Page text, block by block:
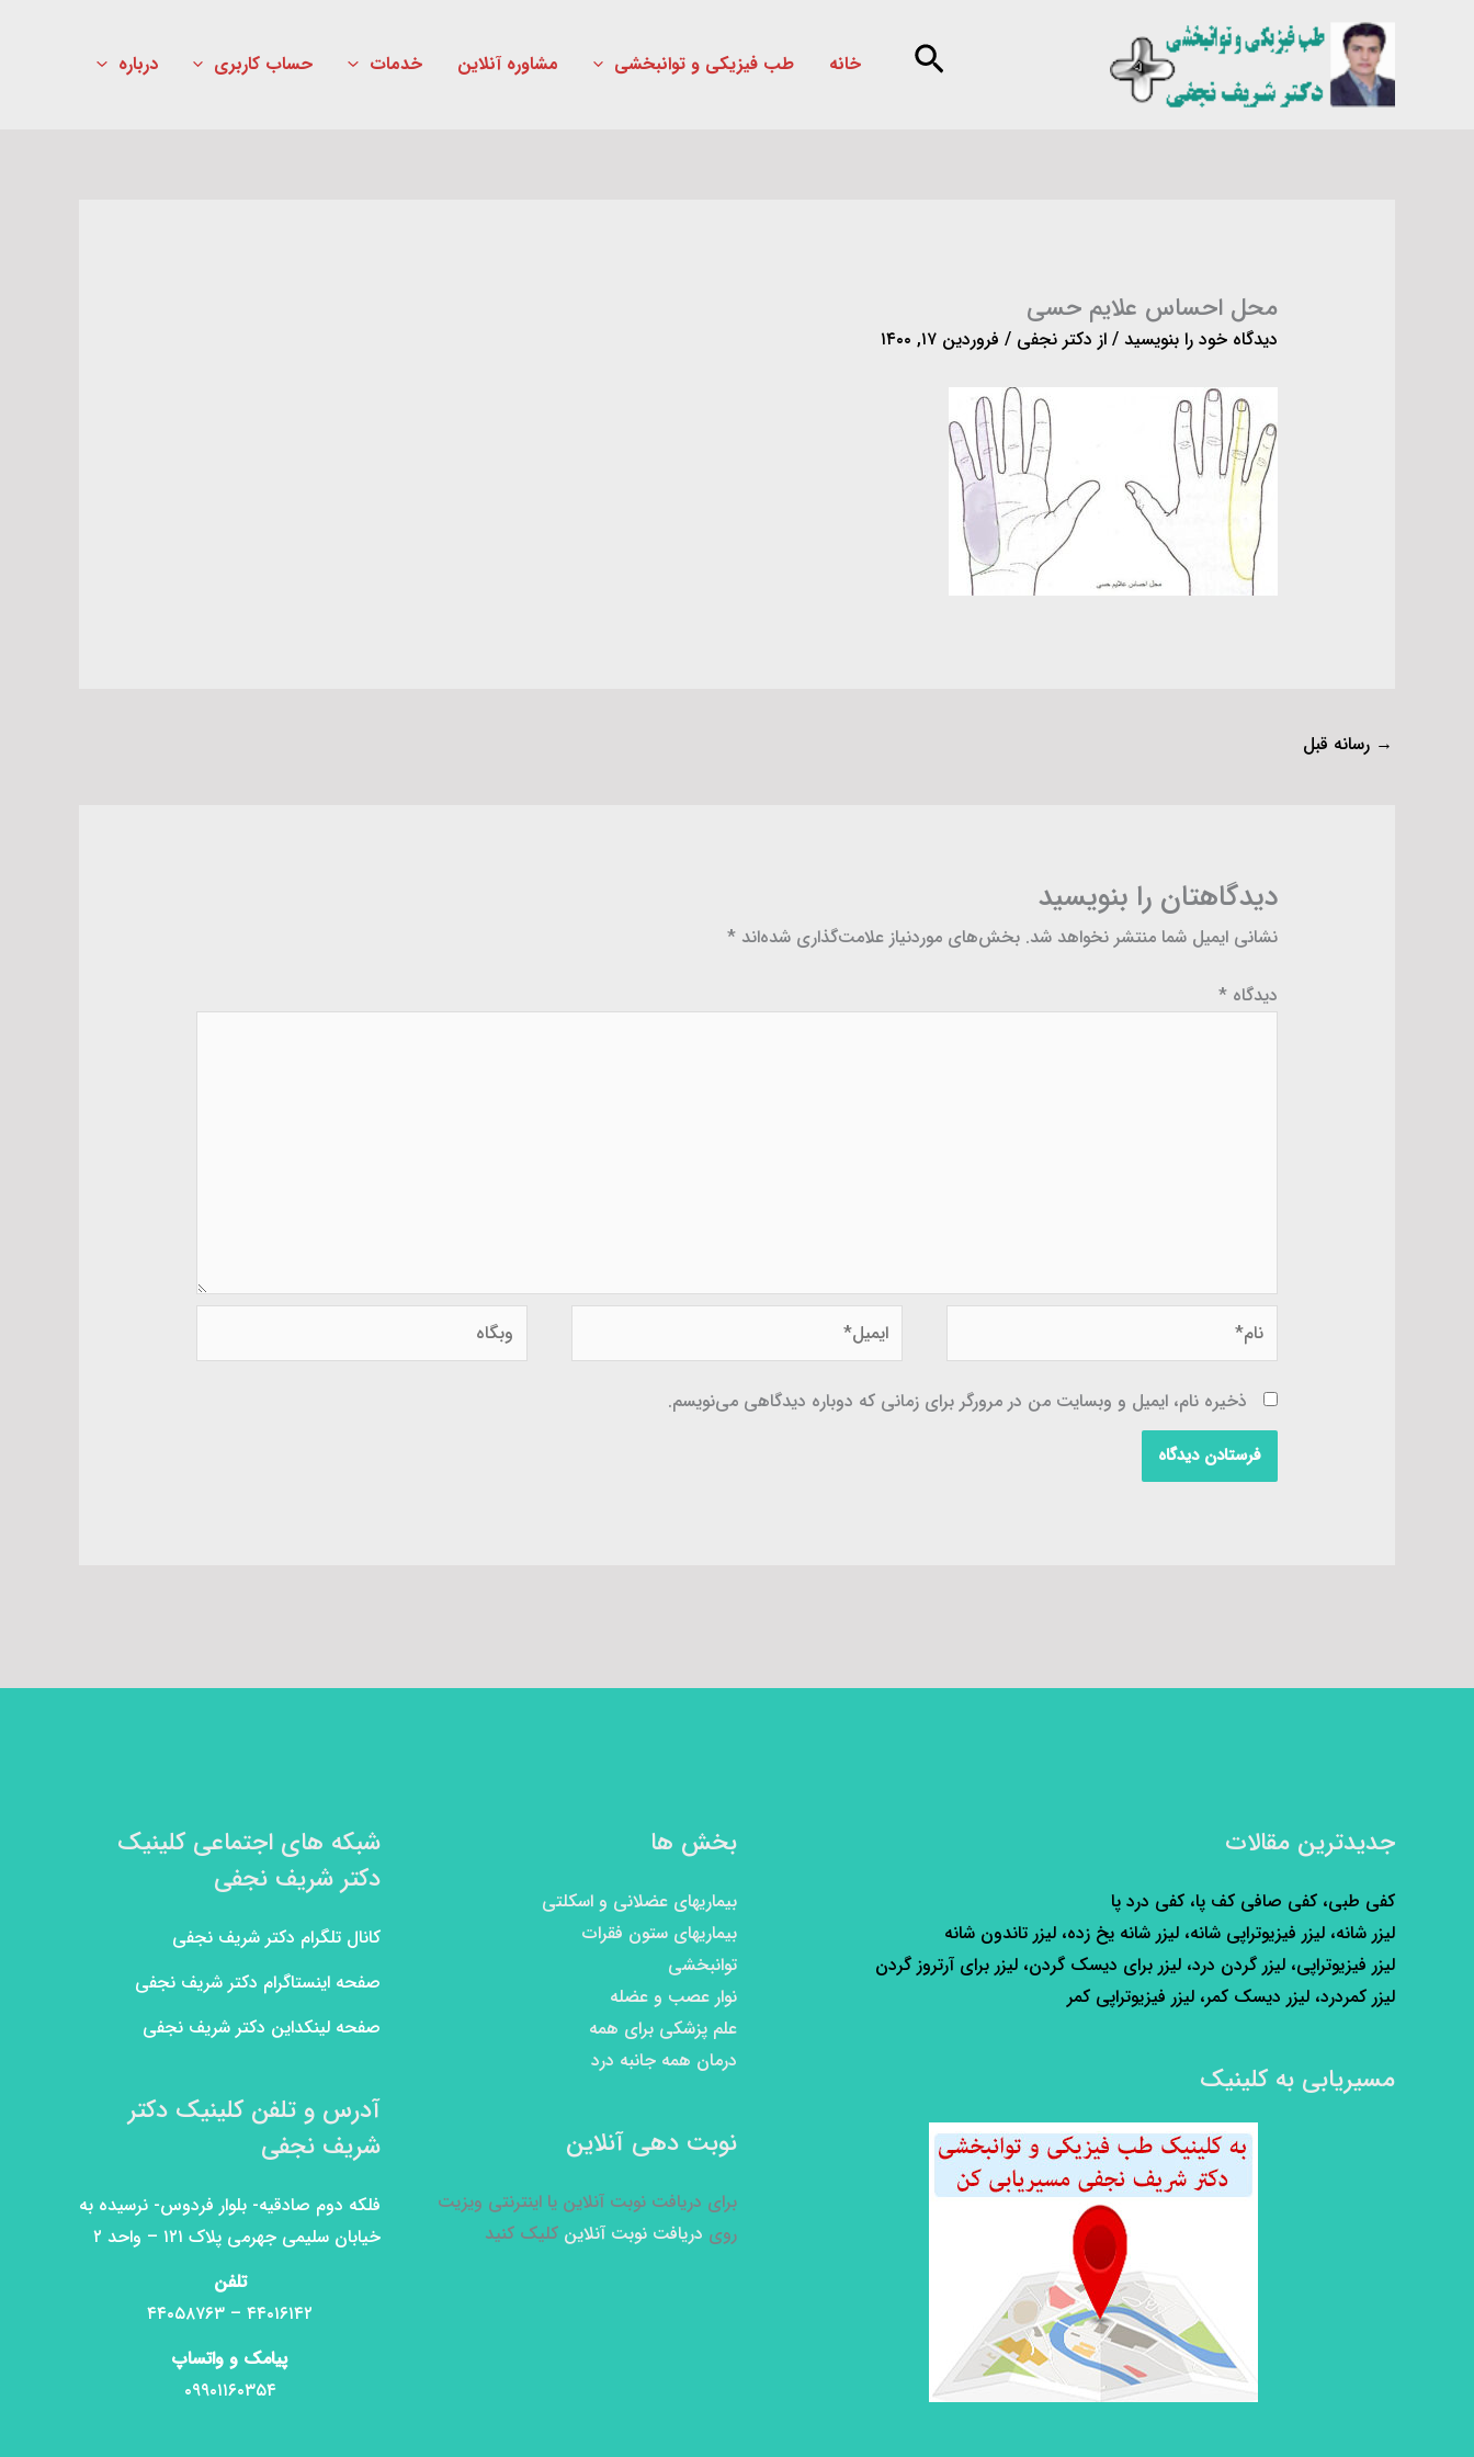
خانه طب فیزیکی و توانبخشی مشاوره آنلاین خدمات حساب کاربری درباره
محل احساس علایم حسی
دیدگاه‌ خود را بنویسید / از دکتر نجفی / فروردین ۱۷, ۱۴۰۰
→ رسانه قبل
دیدگاهتان را بنویسید
نشانی ایمیل شما منتشر نخواهد شد. بخش‌های موردنیاز علامت‌گذاری شده‌اند *
دیدگاه *
نام* ایمیل* وبگاه
ذخیره نام، ایمیل و وبسایت من در مرورگر برای زمانی که دوباره دیدگاهی می‌نویسم.
جدیدترین مقالات
کفی طبی، کفی صافی کف پا، کفی درد پا
لیزر شانه، لیزر فیزیوتراپی شانه، لیزر شانه یخ زده، لیزر تاندون شانه
لیزر فیزیوتراپی، لیزر گردن درد، لیزر برای دیسک گردن، لیزر برای آرتروز گردن
لیزر کمردرد، لیزر دیسک کمر، لیزر فیزیوتراپی کمر
مسیریابی به کلینیک
بخش ها
بیماریهای عضلانی و اسکلتی
بیماریهای ستون فقرات
توانبخشی
نوار عصب و عضله
علم پزشکی برای همه
درمان همه جانبه درد
نوبت دهی آنلاین
برای دریافت نوبت آنلاین یا اینترنتی ویزیت
روی دریافت نوبت آنلاین کلیک کنید
شبکه های اجتماعی کلینیک
دکتر شریف نجفی
کانال تلگرام دکتر شریف نجفی
صفحه اینستاگرام دکتر شریف نجفی
صفحه لینکداین دکتر شریف نجفی
آدرس و تلفن کلینیک دکتر
شریف نجفی
فلکه دوم صادقیه- بلوار فردوس- نرسیده به
خیابان سلیمی جهرمی پلاک ۱۲۱ – واحد ۲
تلفن
۴۴۰۱۶۱۴۲ – ۴۴۰۵۸۷۶۳
پیامک و واتساپ
۰۹۹۰۱۱۶۰۳۵۴